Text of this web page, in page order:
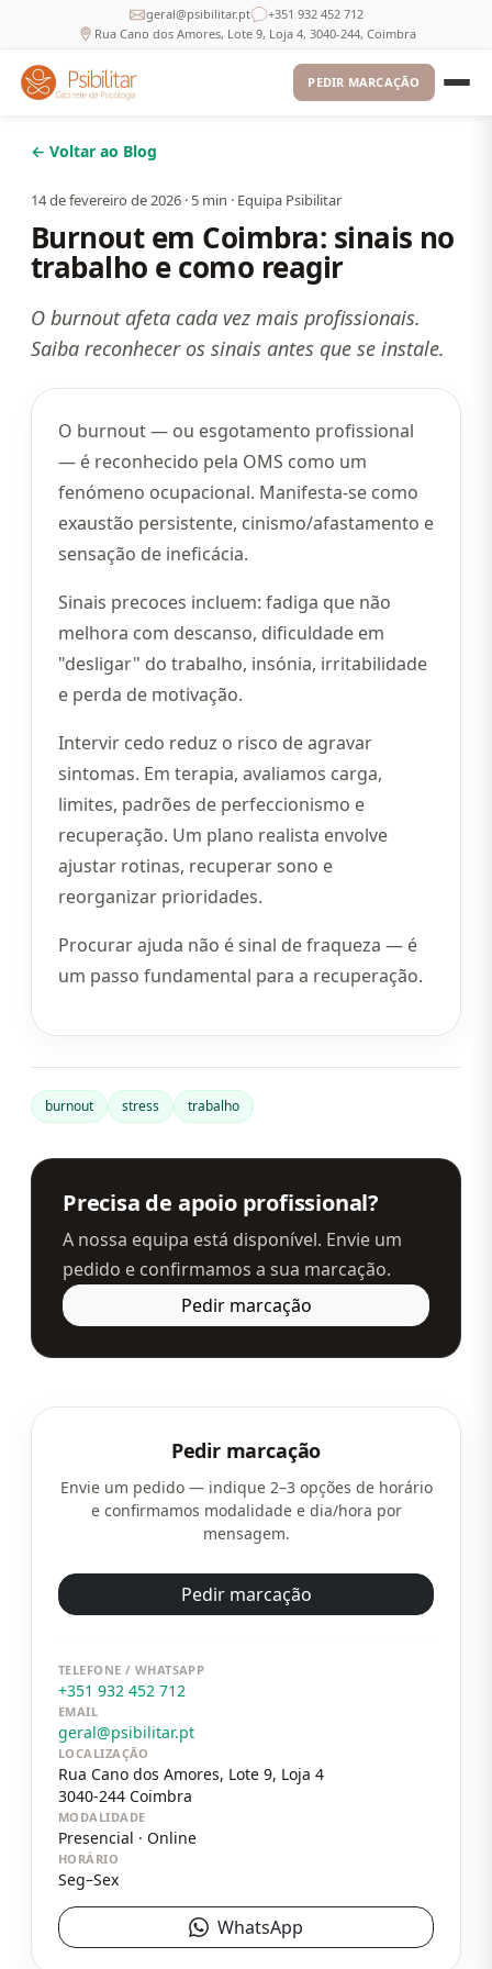
geral@psibilitar.pt
+351 932 452 712
Rua Cano dos Amores, Lote 9, Loja 4, 3040-244, Coimbra
PEDIR MARCAÇÃO
← Voltar ao Blog
14 de fevereiro de 2026 · 5 min · Equipa Psibilitar
Burnout em Coimbra: sinais no
trabalho e como reagir
O burnout afeta cada vez mais profissionais.
Saiba reconhecer os sinais antes que se instale.
O burnout — ou esgotamento profissional
— é reconhecido pela OMS como um
fenómeno ocupacional. Manifesta-se como
exaustão persistente, cinismo/afastamento e
sensação de ineficácia.
Sinais precoces incluem: fadiga que não
melhora com descanso, dificuldade em
"desligar" do trabalho, insónia, irritabilidade
e perda de motivação.
Intervir cedo reduz o risco de agravar
sintomas. Em terapia, avaliamos carga,
limites, padrões de perfeccionismo e
recuperação. Um plano realista envolve
ajustar rotinas, recuperar sono e
reorganizar prioridades.
Procurar ajuda não é sinal de fraqueza — é
um passo fundamental para a recuperação.
burnout stress trabalho
Precisa de apoio profissional?
A nossa equipa está disponível. Envie um
pedido e confirmamos a sua marcação.
Pedir marcação
Pedir marcação
Envie um pedido — indique 2–3 opções de horário
e confirmamos modalidade e dia/hora por
mensagem.
Pedir marcação
TELEFONE / WHATSAPP
+351 932 452 712
EMAIL
geral@psibilitar.pt
LOCALIZAÇÃO
Rua Cano dos Amores, Lote 9, Loja 4
3040-244 Coimbra
MODALIDADE
Presencial · Online
HORÁRIO
Seg–Sex
WhatsApp